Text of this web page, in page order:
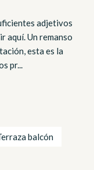
adjetivos
aquí. Un remanso
esta es la
pr...
balcón